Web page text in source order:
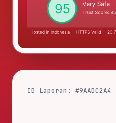
ID Laporan: #9AADC2A4